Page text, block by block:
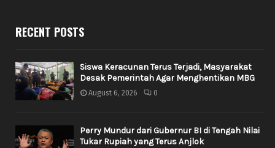
RECENT POSTS
Siswa Keracunan Terus Terjadi, Masyarakat
Desak Pemerintah Agar Menghentikan MBG
August 6, 2026 0
Perry Mundur dari Gubernur BI di Tengah Nilai
Tukar Rupiah yang Terus Anjlok